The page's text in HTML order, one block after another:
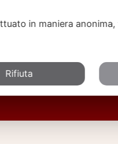
in maniera
Rifiuta